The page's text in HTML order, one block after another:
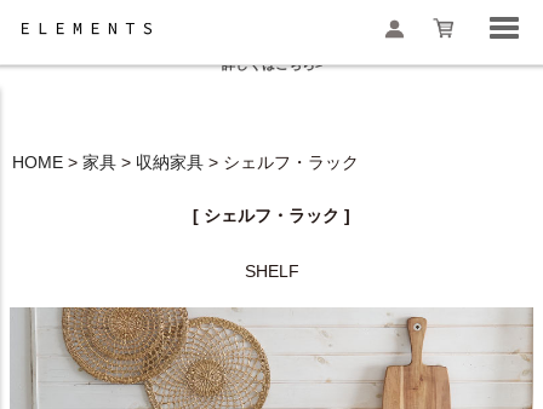
検索
夏季休業と一部地域配送遅延のお知らせ
詳しくはこちら>
HOME 家具 収納家具 シェルフ・ラック
[ シェルフ・ラック ]
SHELF